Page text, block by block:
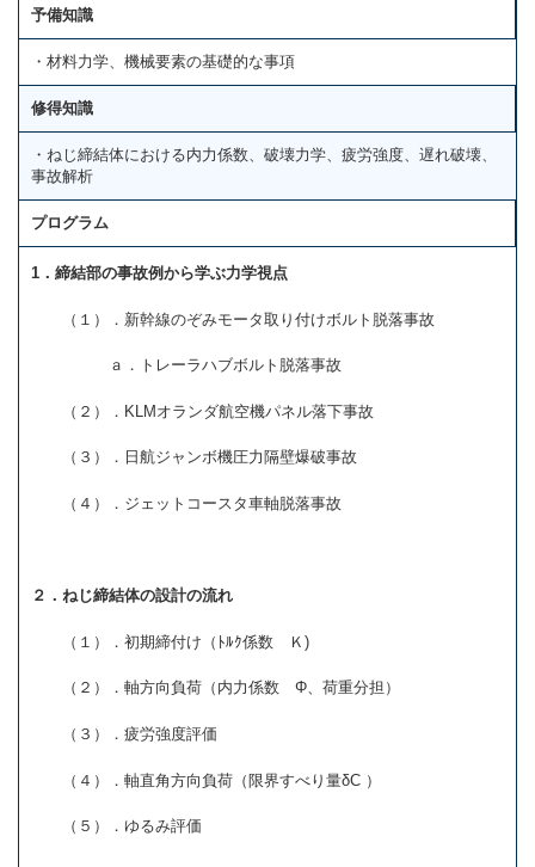
予備知識
・材料力学、機械要素の基礎的な事項
修得知識
・ねじ締結体における内力係数、破壊力学、疲労強度、遅れ破壊、
事故解析
プログラム
1．締結部の事故例から学ぶ力学視点
（１）．新幹線のぞみモータ取り付けボルト脱落事故
ａ．トレーラハブボルト脱落事故
（２）．KLMオランダ航空機パネル落下事故
（３）．日航ジャンボ機圧力隔壁爆破事故
（４）．ジェットコースタ車軸脱落事故
２．ねじ締結体の設計の流れ
（１）．初期締付け（ﾄﾙｸ係数 Ｋ)
（２）．軸方向負荷（内力係数 Φ、荷重分担）
（３）．疲労強度評価
（４）．軸直角方向負荷（限界すべり量δC ）
（５）．ゆるみ評価